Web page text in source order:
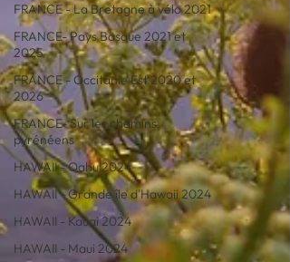
FRANCE - La Bretagne à vélo 2021
FRANCE- Pays Basque 2021 et
2025
FRANCE - Occitanie Est 2020 et
2026
FRANCE- Sur les chemins
pyrénéens
HAWAII - Oahu 2024
HAWAII - Grande île d'Hawaii 2024
HAWAII - Kauai 2024
HAWAII - Maui 2024